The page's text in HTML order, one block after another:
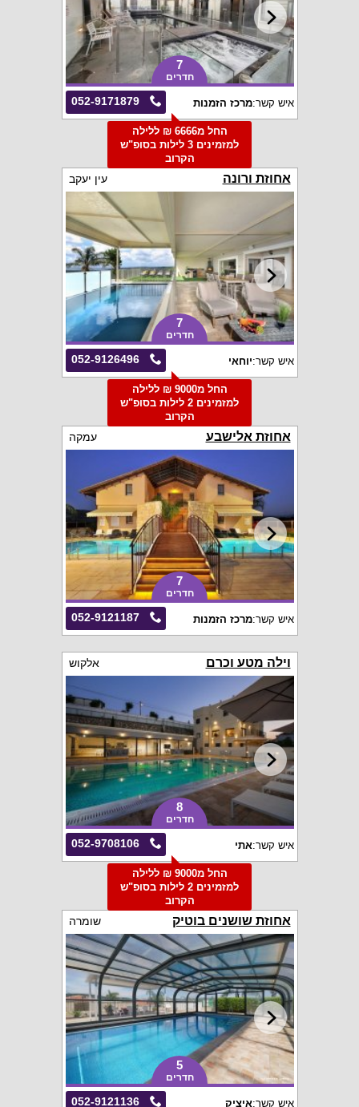
7
חדרים
052-9171879 איש קשר:מרכז הזמנות
החל מ6666 ₪ ללילה
למזמינים 3 לילות בסופ"ש
הקרוב
אחוזת ורונה עין יעקב
7
חדרים
052-9126496 איש קשר:יוחאי
החל מ9000 ₪ ללילה
למזמינים 2 לילות בסופ"ש
הקרוב
אחוזת אלישבע עמקה
7
חדרים
052-9121187 איש קשר:מרכז הזמנות
וילה מטע וכרם אלקוש
8
חדרים
052-9708106 איש קשר:אתי
החל מ9000 ₪ ללילה
למזמינים 2 לילות בסופ"ש
הקרוב
אחוזת שושנים בוטיק שומרה
5
חדרים
052-9121136 איש קשר:איציק